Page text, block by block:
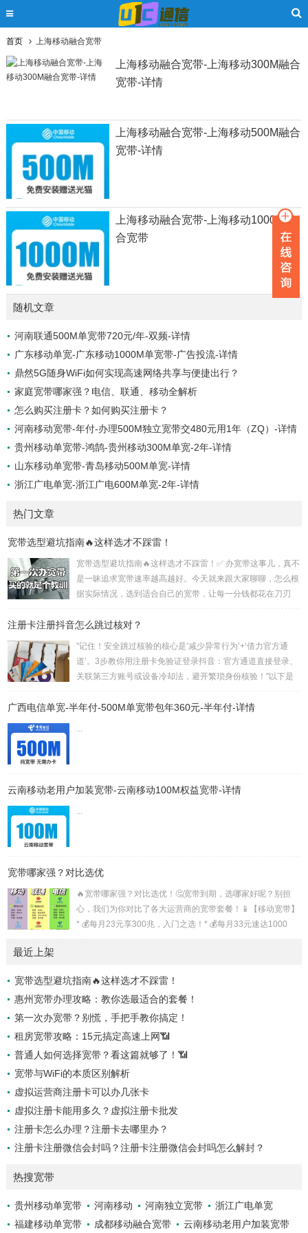
首页 上海移动融合宽带
上海移动融合宽带-上海移动300M融合
宽带-详情
上海移动融合宽带-上海移动500M融合
宽带-详情
上海移动融合宽带-上海移动1000M融
合宽带
随机文章
河南联通500M单宽带720元/年-双频-详情
广东移动单宽-广东移动1000M单宽带-广告投流-详情
鼎然5G随身WiFi如何实现高速网络共享与便捷出行？
家庭宽带哪家强？电信、联通、移动全解析
怎么购买注册卡？如何购买注册卡？
河南移动宽带-年付-办理500M独立宽带交480元用1年（ZQ）-详情
贵州移动单宽带-鸿鹄-贵州移动300M单宽-2年-详情
山东移动单宽带-青岛移动500M单宽-详情
浙江广电单宽-浙江广电600M单宽-2年-详情
热门文章
宽带选型避坑指南🔥这样选才不踩雷！
宽带选型避坑指南🔥这样选才不踩雷！✅ 办宽带这事儿，真不
是一昧追求宽带速率越高越好。今天就来跟大家聊聊，怎么根
据实际情况，选到适合自己的宽带，让每一分钱都花在刀刃
高，就算村里也能安装。速度快，波动低，稳定性杠杠的，对
注册卡注册抖音怎么跳过核对？
"记住！安全跳过核验的核心是‘减少异常行为’+‘借力官方通
道’。3步教你用注册卡免验证登录抖音：官方通道直接登录、
关联第三方账号或设备冷却法，避开繁琐身份核验！"以下是
搜索结果的实用方案撰写：📲《3步跳过抖音身份核对！注册
广西电信单宽-半年付-500M单宽带包年360元-半年付-详情
...
云南移动老用户加装宽带-云南移动100M权益宽带-详情
...
宽带哪家强？对比选优
🔥宽带哪家强？对比选优！🤔宽带到期，选哪家好呢？别担
心，我们为你对比了各大运营商的宽带套餐！📱【移动宽带】
* 💰每月23元享300兆，入门之选！* 💰每月33元速达1000
39元升级1000兆，网速飞升！* 💰46元享1000兆+120G流量
+通话，流量大户最爱！📶【电信宽带】* 💰2...
最近上架
宽带选型避坑指南🔥这样选才不踩雷！
惠州宽带办理攻略：教你选最适合的套餐！
第一次办宽带？别慌，手把手教你搞定！
租房宽带攻略：15元搞定高速上网📶
普通人如何选择宽带？看这篇就够了！📶
宽带与WiFi的本质区别解析
虚拟运营商注册卡可以办几张卡
虚拟注册卡能用多久？虚拟注册卡批发
注册卡怎么办理？注册卡去哪里办？
注册卡注册微信会封吗？注册卡注册微信会封吗怎么解封？
热搜宽带
贵州移动单宽带 河南移动 河南独立宽带
浙江广电单宽
福建移动单宽带
成都移动融合宽带 云南移动老用户加装宽带